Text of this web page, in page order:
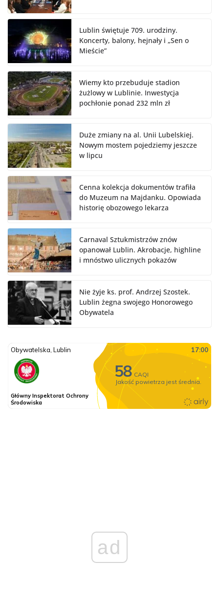
Lublin świętuje 709. urodziny.
Koncerty, balony, hejnały i „Sen o
Mieście”
Wiemy kto przebuduje stadion
żużlowy w Lublinie. Inwestycja
pochłonie ponad 232 mln zł
Duże zmiany na al. Unii Lubelskiej.
Nowym mostem pojedziemy jeszcze
w lipcu
Cenna kolekcja dokumentów trafiła
do Muzeum na Majdanku. Opowiada
historię obozowego lekarza
Carnaval Sztukmistrzów znów
opanował Lublin. Akrobacje, highline
i mnóstwo ulicznych pokazów
Nie żyje ks. prof. Andrzej Szostek.
Lublin żegna swojego Honorowego
Obywatela
ad